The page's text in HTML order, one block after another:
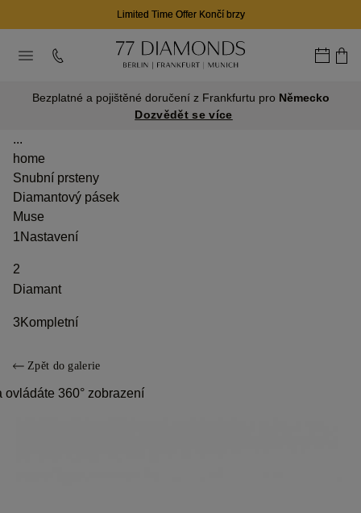
Limited Time Offer Končí brzy
Bezplatné a pojištěné doručení z Frankfurtu pro Německo
Dozvědět se více
...
home
Snubní prsteny
Diamantový pásek
Muse
1Nastavení
2
Diamant
3 Kompletní
Zpět do galerie
360° zobrazení